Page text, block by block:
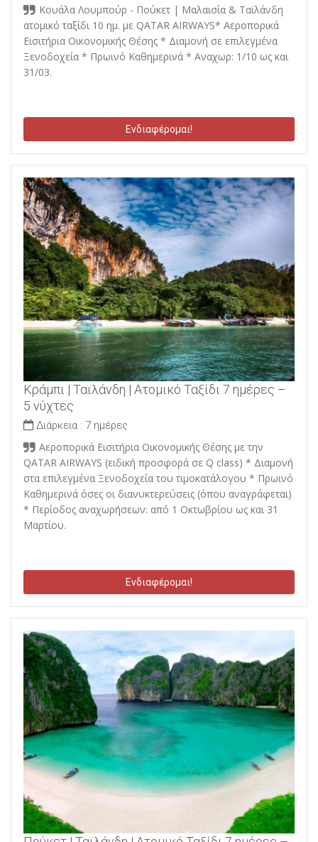
Κουάλα Λουμπούρ - Πούκετ | Μαλαισία & Ταϊλάνδη
ατομικό ταξίδι 10 ημ. με QATAR AIRWAYS* Αεροπορικά
Εισιτήρια Οικονομικής Θέσης * Διαμονή σε επιλεγμένα
Ξενοδοχεία * Πρωινό Καθημερινά * Αναχωρ: 1/10 ως και
31/03.
Ενδιαφέρομαι!
Κράμπι | Ταϊλάνδη | Ατομικό Ταξίδι 7 ημέρες –
5 νύχτες
Διάρκεια : 7 ημέρες
Αεροπορικά Εισιτήρια Οικονομικής Θέσης με την
QATAR AIRWAYS (ειδική προσφορά σε Q class) * Διαμονή
στα επιλεγμένα Ξενοδοχεία του τιμοκατάλογου * Πρωινό
Καθημερινά όσες οι διανυκτερεύσεις (όπου αναγράφεται)
* Περίοδος αναχωρήσεων: από 1 Οκτωβρίου ως και 31
Μαρτίου.
Ενδιαφέρομαι!